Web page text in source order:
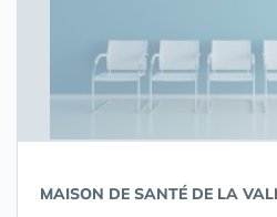
MAISON DE SANTÉ DE LA